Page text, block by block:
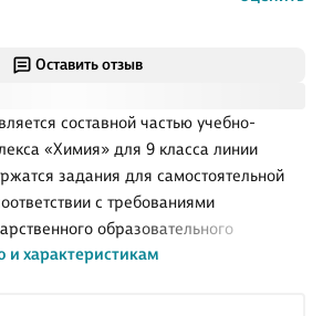
Оставить отзыв
составной частью учебно-
«Химия» для 9 класса линии
задания для самостоятельной
с требованиями
образовательного
образования. Главная
и характеристикам